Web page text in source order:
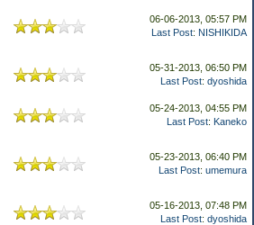
06-06-2013, 05:57 PM
Last Post: NISHIKIDA
05-31-2013, 06:50 PM
Last Post: dyoshida
05-24-2013, 04:55 PM
Last Post: Kaneko
05-23-2013, 06:40 PM
Last Post: umemura
05-16-2013, 07:48 PM
Last Post: dyoshida